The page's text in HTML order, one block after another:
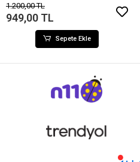
1.200,00 TL
949,00 TL
Sepete Ekle